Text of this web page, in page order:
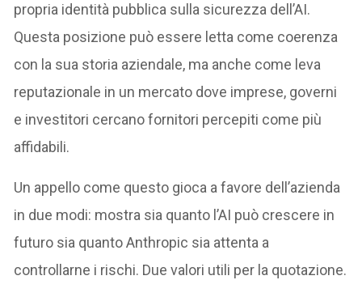
propria identità pubblica sulla sicurezza dell’AI.
Questa posizione può essere letta come coerenza
con la sua storia aziendale, ma anche come leva
reputazionale in un mercato dove imprese, governi
e investitori cercano fornitori percepiti come più
affidabili.
Un appello come questo gioca a favore dell’azienda
in due modi: mostra sia quanto l’AI può crescere in
futuro sia quanto Anthropic sia attenta a
controllarne i rischi. Due valori utili per la quotazione.